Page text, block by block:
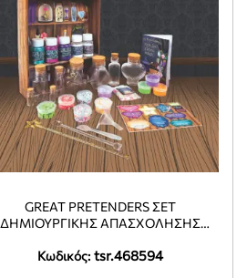
Κωδικός: tsr.468594
GREAT PRETENDERS ΣΕΤ
ΔΗΜΙΟΥΡΓΙΚΉΣ ΑΠΑΣΧΌΛΗΣΗΣ